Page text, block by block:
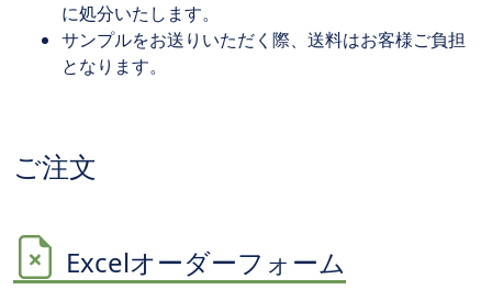
に処分いたします。
サンプルをお送りいただく際、送料はお客様ご負担
となります。
ご注文
Excelオーダーフォーム